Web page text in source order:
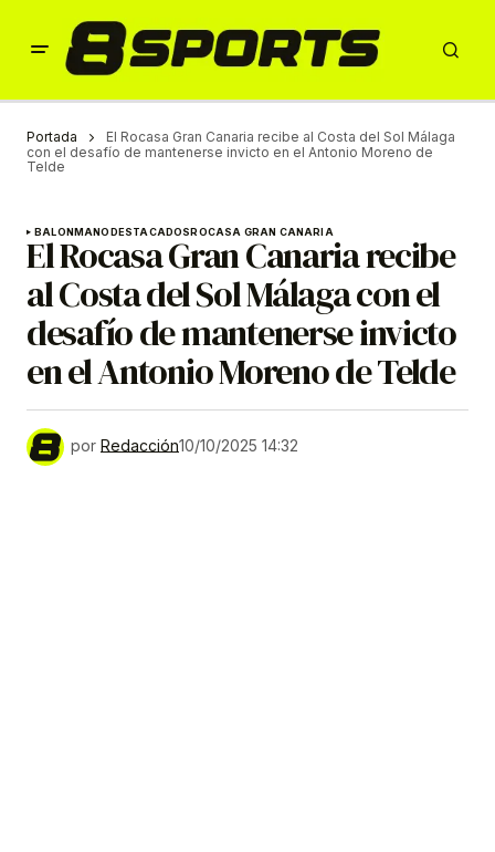
Portada
El Rocasa Gran Canaria recibe al Costa del Sol Málaga
con el desafío de mantenerse invicto en el Antonio Moreno de
Telde
BALONMANODESTACADOSROCASA GRAN CANARIA
El Rocasa Gran Canaria recibe
al Costa del Sol Málaga con el
desafío de mantenerse invicto
en el Antonio Moreno de Telde
por Redacción10/10/2025 14:32